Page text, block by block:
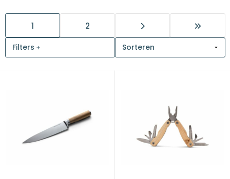
Drinkwaren
Gereedschap en veiligheid
Snoepgoed
1 2
Filters